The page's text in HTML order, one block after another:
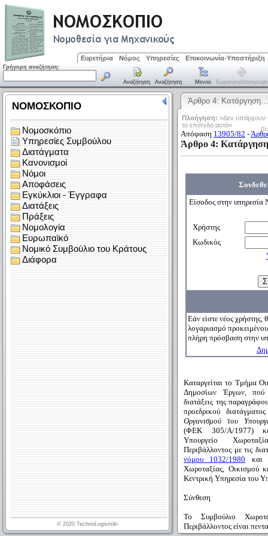
Ευρετήρια Νόμος Υπηρεσίες Επικοινωνία-Υποστήριξη
Γρήγορη αναζήτηση:
Αναζήτηση Αναζήτηση Μενού Εμφάνιση/απόκρυψη
Άρθρο 4: Κατάργηση…